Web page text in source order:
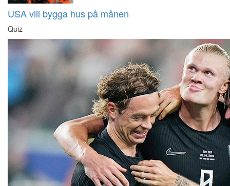
USA vill bygga hus på månen
Quiz